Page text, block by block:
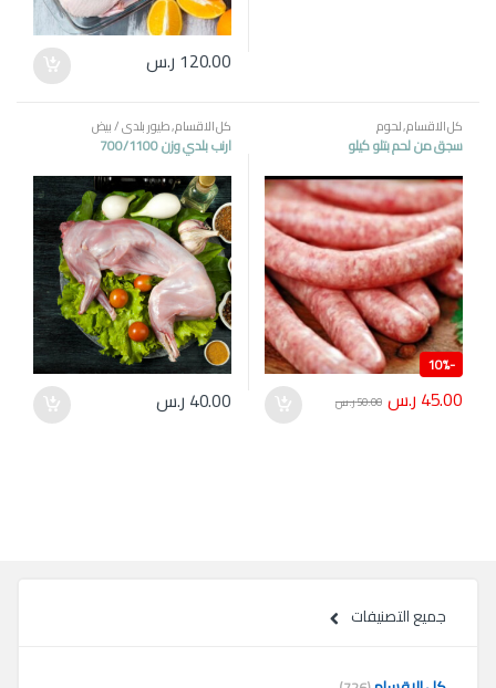
120.00 ر.س
كل الاقسام,لحوم
سجق من لحم بتلو كيلو
-
10%
45.00 ر.س 50.00ر.س
كل الاقسام,طيور بلدي / بيض
ارنب بلدي وزن 700/1100
40.00 ر.س
جميع التصنيفات